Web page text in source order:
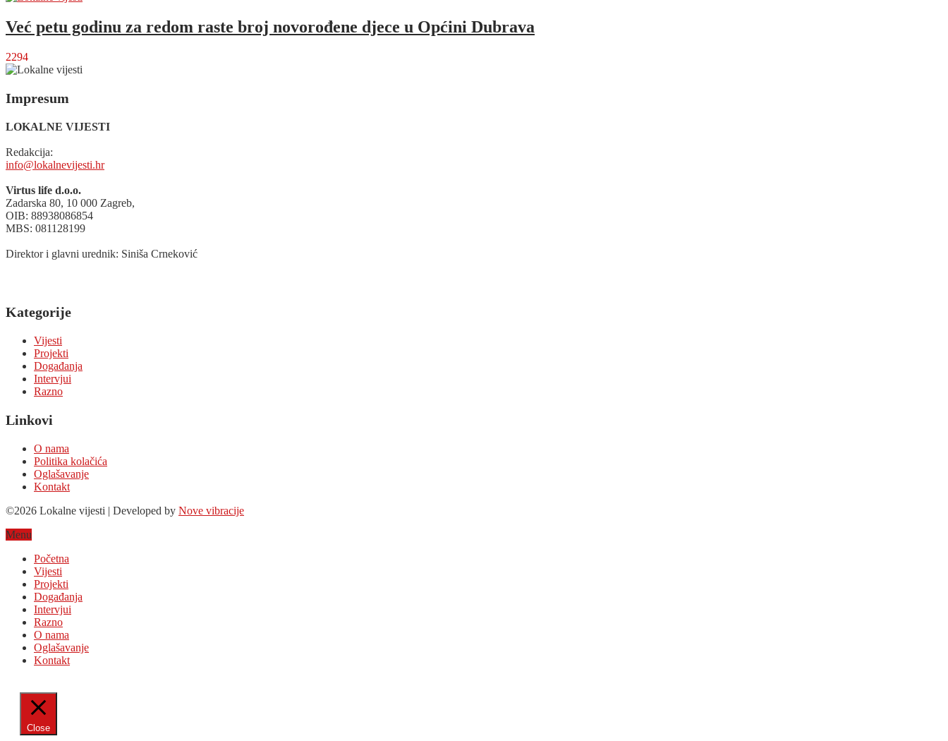
Već petu godinu za redom raste broj novorođene djece u Općini Dubrava
2294
Impresum
LOKALNE VIJESTI
Redakcija:
info@lokalnevijesti.hr
Virtus life d.o.o.
Zadarska 80, 10 000 Zagreb,
OIB: 88938086854
MBS: 081128199
Direktor i glavni urednik: Siniša Crneković
Kategorije
Vijesti
Projekti
Događanja
Intervjui
Razno
Linkovi
O nama
Politika kolačića
Oglašavanje
Kontakt
©2026 Lokalne vijesti | Developed by Nove vibracije
Menu
Početna
Vijesti
Projekti
Događanja
Intervjui
Razno
O nama
Oglašavanje
Kontakt
Close